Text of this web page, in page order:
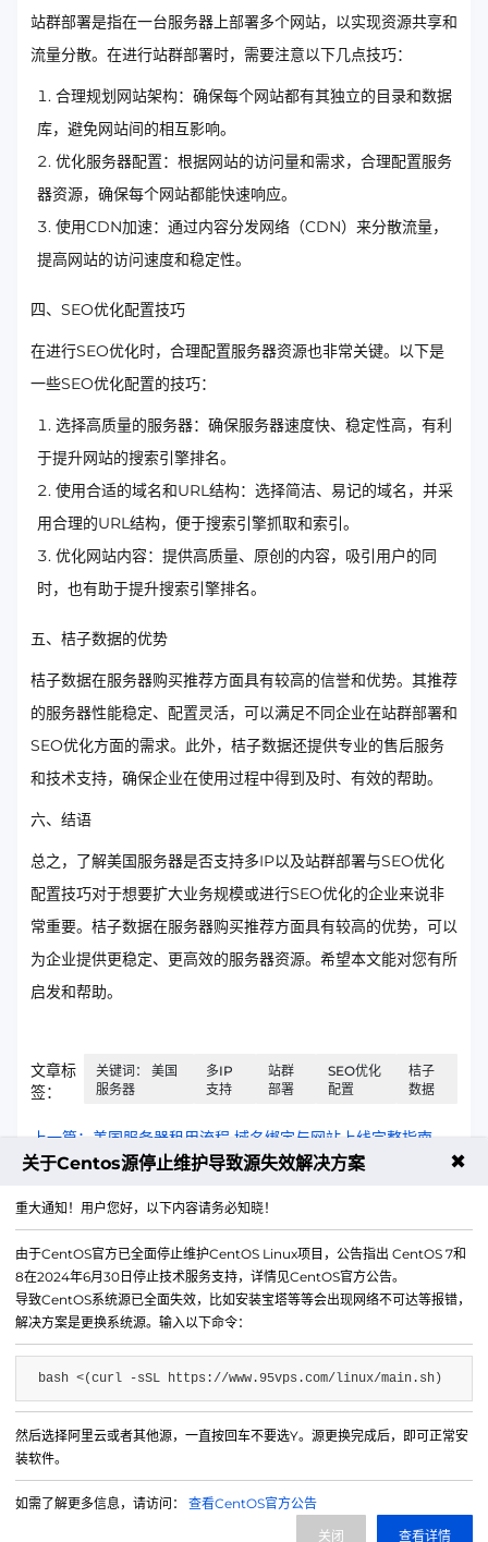
站群部署是指在一台服务器上部署多个网站，以实现资源共享和
流量分散。在进行站群部署时，需要注意以下几点技巧：
合理规划网站架构：确保每个网站都有其独立的目录和数据
库，避免网站间的相互影响。
优化服务器配置：根据网站的访问量和需求，合理配置服务
器资源，确保每个网站都能快速响应。
使用CDN加速：通过内容分发网络（CDN）来分散流量，
提高网站的访问速度和稳定性。
四、SEO优化配置技巧
在进行SEO优化时，合理配置服务器资源也非常关键。以下是
一些SEO优化配置的技巧：
选择高质量的服务器：确保服务器速度快、稳定性高，有利
于提升网站的搜索引擎排名。
使用合适的域名和URL结构：选择简洁、易记的域名，并采
用合理的URL结构，便于搜索引擎抓取和索引。
优化网站内容：提供高质量、原创的内容，吸引用户的同
时，也有助于提升搜索引擎排名。
五、桔子数据的优势
桔子数据在服务器购买推荐方面具有较高的信誉和优势。其推荐
的服务器性能稳定、配置灵活，可以满足不同企业在站群部署和
SEO优化方面的需求。此外，桔子数据还提供专业的售后服务
和技术支持，确保企业在使用过程中得到及时、有效的帮助。
六、结语
总之，了解美国服务器是否支持多IP以及站群部署与SEO优化
配置技巧对于想要扩大业务规模或进行SEO优化的企业来说非
常重要。桔子数据在服务器购买推荐方面具有较高的优势，可以
为企业提供更稳定、更高效的服务器资源。希望本文能对您有所
启发和帮助。
文章标
签：
关键词： 美国
服务器
多IP
支持
站群
部署
SEO优化
配置
桔子
数据
上一篇：美国服务器租用流程 域名绑定与网站上线完整指南
微信公众号
IDC/ISP证号 B1-20214840
关于Centos源停止维护导致源失效解决方案 ✖
重大通知！用户您好，以下内容请务必知晓！
由于CentOS官方已全面停止维护CentOS Linux项目，公告指出 CentOS 7和
8在2024年6月30日停止技术服务支持，详情见CentOS官方公告。
导致CentOS系统源已全面失效，比如安装宝塔等等会出现网络不可达等报错，
解决方案是更换系统源。输入以下命令：
bash <(curl -sSL https://www.95vps.com/linux/main.sh)
然后选择阿里云或者其他源，一直按回车不要选Y。源更换完成后，即可正常安
装软件。
如需了解更多信息，请访问： 查看CentOS官方公告
查看详情
关闭